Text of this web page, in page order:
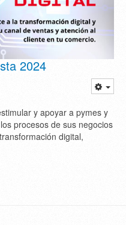
2024
y apoyar a pymes y
procesos de sus negocios
digital,